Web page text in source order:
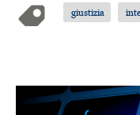
giustizia